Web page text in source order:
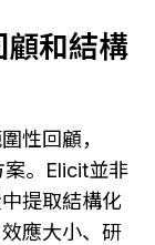
和結構
性回顧，
案。Elicit並非
提取結構化
應大小、研